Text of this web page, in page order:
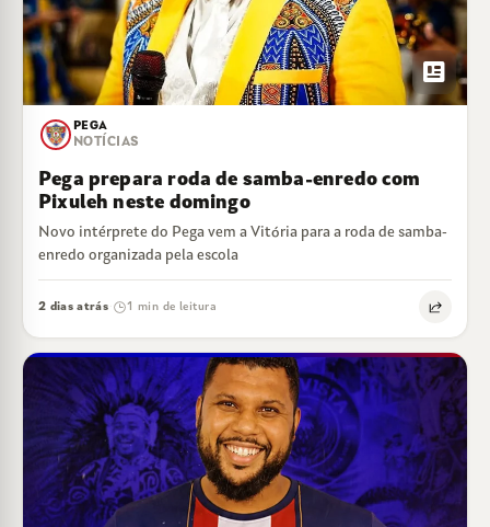
newsmode
PEGA
NOTÍCIAS
Pega prepara roda de samba-enredo com
Pixuleh neste domingo
Novo intérprete do Pega vem a Vitória para a roda de samba-
enredo organizada pela escola
2 dias atrás· 1 min de leitura